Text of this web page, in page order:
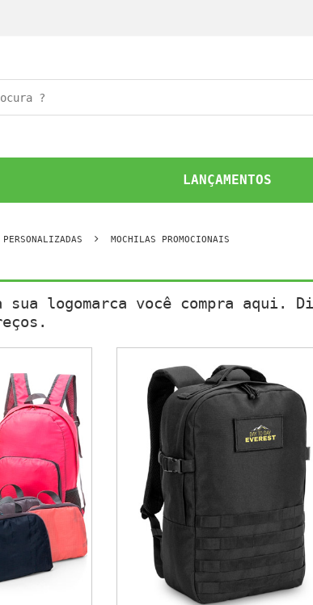
LANÇAMENTOS
MOCHILAS PROMOCIONAIS
logomarca você compra aqui.